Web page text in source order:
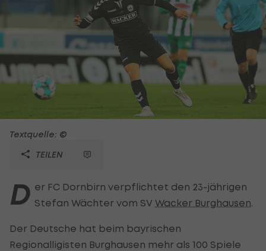
Textquelle: ©
TEILEN
D er FC Dornbirn verpflichtet den 23-jährigen
Stefan Wächter vom SV Wacker Burghausen
Der Deutsche hat beim bayrischen
Regionalligisten Burghausen mehr als 100 Spiele